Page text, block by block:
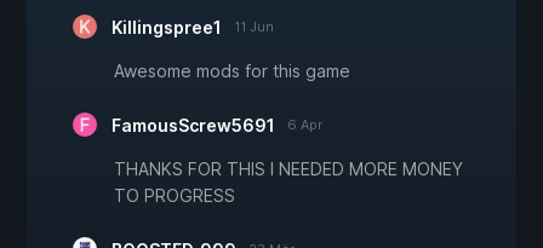
Killingspree1 11 Jun
Awesome mods for this game
FamousScrew5691 6 Apr
THANKS FOR THIS I NEEDED MORE MONEY
TO PROGRESS